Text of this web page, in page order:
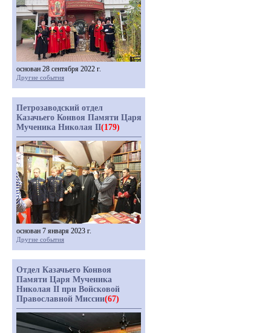
основан 28 сентября 2022 г.
Другие события
Петрозаводский отдел
Казачьего Конвоя Памяти Царя
Мученика Николая II(179)
основан 7 января 2023 г.
Другие события
Отдел Казачьего Конвоя
Памяти Царя Мученика
Николая II при Войсковой
Православной Миссии(67)